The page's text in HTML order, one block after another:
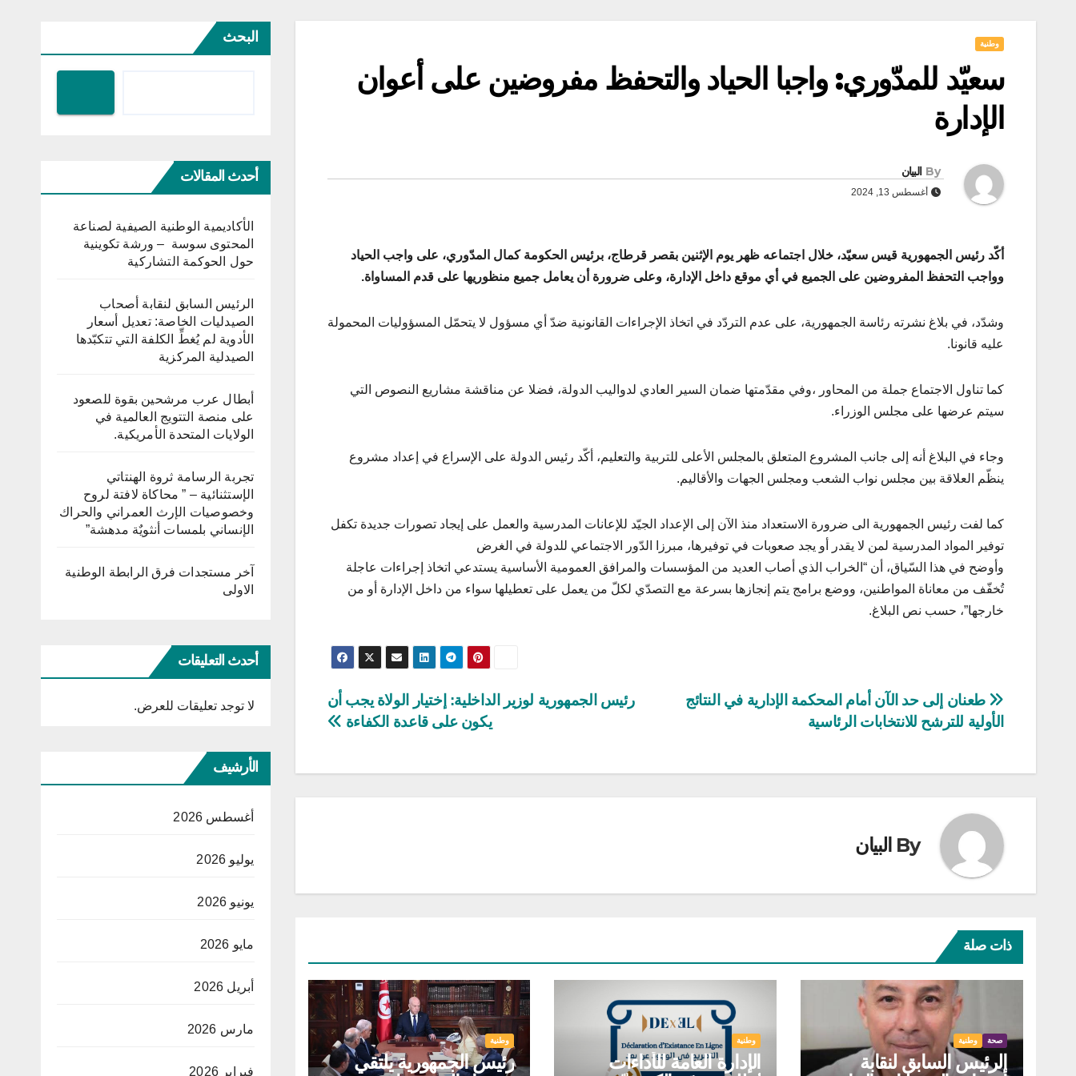
وطنية
سعيّد للمدّوري: واجبا الحياد والتحفظ مفروضين على أعوان
الإدارة
By البيان
أغسطس 13, 2024
أكّد رئيس الجمهورية قيس سعيّد، خلال اجتماعه ظهر يوم الإثنين بقصر قرطاج، برئيس الحكومة كمال المدّوري، على واجب الحياد
وواجب التحفظ المفروضين على الجميع في أي موقع داخل الإدارة، وعلى ضرورة أن يعامل جميع منظوريها على قدم المساواة.
وشدّد، في بلاغ نشرته رئاسة الجمهورية، على عدم التردّد في اتخاذ الإجراءات القانونية ضدّ أي مسؤول لا يتحمّل المسؤوليات المحمولة
عليه قانونا.
كما تناول الاجتماع جملة من المحاور ،وفي مقدّمتها ضمان السير العادي لدواليب الدولة، فضلا عن مناقشة مشاريع النصوص التي
سيتم عرضها على مجلس الوزراء.
وجاء في البلاغ أنه إلى جانب المشروع المتعلق بالمجلس الأعلى للتربية والتعليم، أكّد رئيس الدولة على الإسراع في إعداد مشروع
ينظّم العلاقة بين مجلس نواب الشعب ومجلس الجهات والأقاليم.
كما لفت رئيس الجمهورية الى ضرورة الاستعداد منذ الآن إلى الإعداد الجيّد للإعانات المدرسية والعمل على إيجاد تصورات جديدة تكفل
توفير المواد المدرسية لمن لا يقدر أو يجد صعوبات في توفيرها، مبرزا الدّور الاجتماعي للدولة في الغرض
وأوضح في هذا السّياق، أن “الخراب الذي أصاب العديد من المؤسسات والمرافق العمومية الأساسية يستدعي اتخاذ إجراءات عاجلة
تُخفّف من معاناة المواطنين، ووضع برامج يتم إنجازها بسرعة مع التصدّي لكلّ من يعمل على تعطيلها سواء من داخل الإدارة أو من
خارجها”، حسب نص البلاغ.
تصفّح
المقالات
رئيس الجمهورية لوزير الداخلية: إختيار الولاة يجب أن
يكون على قاعدة الكفاءة
طعنان إلى حد الآن أمام المحكمة الإدارية في النتائج
الأولية للترشح للانتخابات الرئاسية
By البيان
ذات صلة
صحة وطنية
الرئيس السابق لنقابة
وطنية
الإدارة العامة للأداءات
وطنية
رئيس الجمهورية يلتقي
البحث
أحدث المقالات
الأكاديمية الوطنية الصيفية لصناعة
المحتوى سوسة – ورشة تكوينية
حول الحوكمة التشاركية
الرئيس السابق لنقابة أصحاب
الصيدليات الخاصة: تعديل أسعار
الأدوية لم يُغطِّ الكلفة التي تتكبّدها
الصيدلية المركزية
أبطال عرب مرشحين بقوة للصعود
على منصة التتويج العالمية في
الولايات المتحدة الأمريكية.
تجربة الرسامة ثروة الهنتاتي
الإستثنائية – ” محاكاة لافتة لروح
وخصوصيات الإرث العمراني والحراك
الإنساني بلمسات أنثويٌة مدهشة”
آخر مستجدات فرق الرابطة الوطنية
الاولى
أحدث التعليقات
لا توجد تعليقات للعرض.
الأرشيف
أغسطس 2026
يوليو 2026
يونيو 2026
مايو 2026
أبريل 2026
مارس 2026
فبراير 2026